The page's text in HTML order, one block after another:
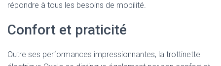
répondre à tous les besoins de mobilité.
Confort et praticité
Outre ses performances impressionnantes, la trottinette